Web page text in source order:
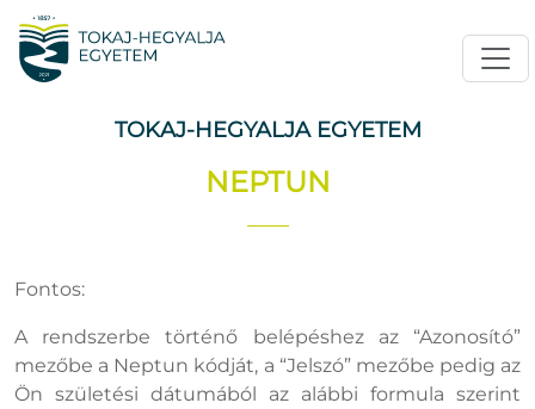
TOKAJ-HEGYALJA EGYETEM
NEPTUN
Fontos:
A rendszerbe történő belépéshez az “Azonosító”
mezőbe a Neptun kódját, a “Jelszó” mezőbe pedig az
Ön születési dátumából az alábbi formula szerint